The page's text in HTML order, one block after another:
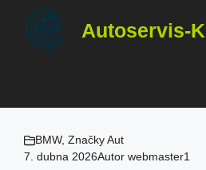
Přeskočit
obsah
Autoservis-
BMW, Značky Aut
7. dubna 2026Autor webmaster1